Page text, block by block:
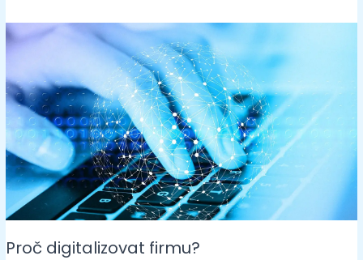
Proč digitalizovat firmu?